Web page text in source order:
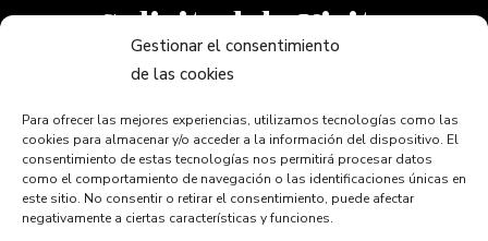
Gestionar el consentimiento
de las cookies
Para ofrecer las mejores experiencias, utilizamos tecnologías como las
cookies para almacenar y/o acceder a la información del dispositivo. El
consentimiento de estas tecnologías nos permitirá procesar datos
como el comportamiento de navegación o las identificaciones únicas en
este sitio. No consentir o retirar el consentimiento, puede afectar
negativamente a ciertas características y funciones.
Solicitud de Visita
Itinerario
Aventura
Accesibilidad
INFORMACIÓN